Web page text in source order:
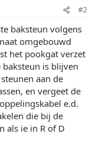
#2
baksteun volgens
omgebouwd
het pookgat verzet
is blijven
aan de
en vergeet de
e.d.
die bij de
als ie in R of D